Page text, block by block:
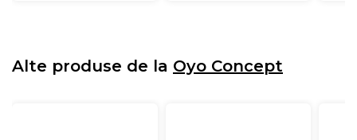
Alte produse de la Oyo Concept